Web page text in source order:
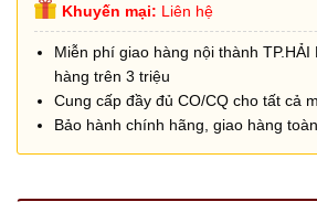
Khuyến mại: Liên hệ
Miễn phí giao hàng nội thành
hàng trên 3 triệu
Cung cấp đầy đủ CO/CQ cho tất cả
Bảo hành chính hãng, giao hàng